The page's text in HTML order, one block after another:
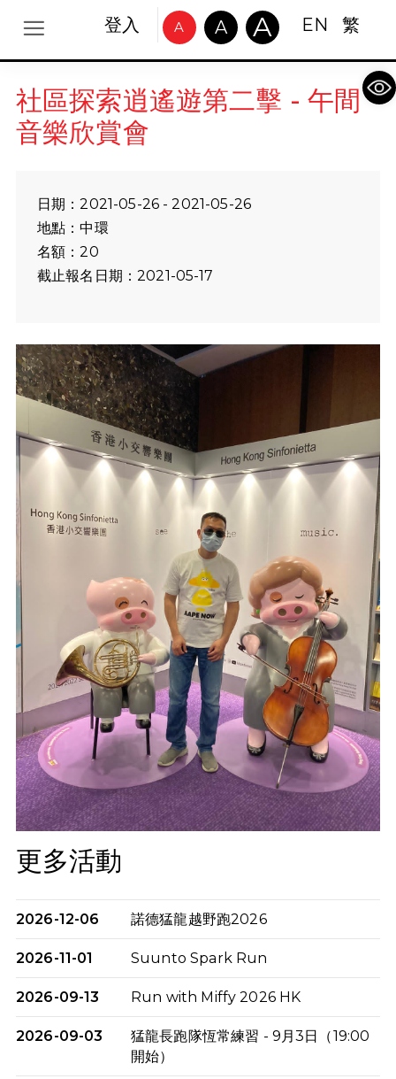
登入 A A A EN 繁
社區探索逍遙遊第二擊 - 午間
音樂欣賞會
日期：2021-05-26 - 2021-05-26
地點：中環
名額：20
截止報名日期：2021-05-17
更多活動
2026-12-06 諾德猛龍越野跑2026
2026-11-01 Suunto Spark Run
2026-09-13 Run with Miffy 2026 HK
2026-09-03
猛龍長跑隊恆常練習 - 9月3日（19:00
開始）